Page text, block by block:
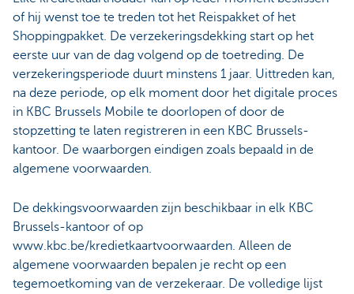
of hij wenst toe te treden tot het Reispakket of het
Shoppingpakket. De verzekeringsdekking start op het
eerste uur van de dag volgend op de toetreding. De
verzekeringsperiode duurt minstens 1 jaar. Uittreden kan,
na deze periode, op elk moment door het digitale proces
in KBC Brussels Mobile te doorlopen of door de
stopzetting te laten registreren in een KBC Brussels-
kantoor. De waarborgen eindigen zoals bepaald in de
algemene voorwaarden.
De dekkingsvoorwaarden zijn beschikbaar in elk KBC
Brussels-kantoor of op
www.kbc.be/kredietkaartvoorwaarden. Alleen de
algemene voorwaarden bepalen je recht op een
tegemoetkoming van de verzekeraar. De volledige lijst